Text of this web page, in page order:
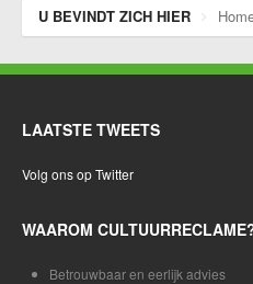
U BEVINDT ZICH HIER
LAATSTE TWEETS
Volg ons op Twitter
WAAROM
Betrouwbaar en eerlijk advies